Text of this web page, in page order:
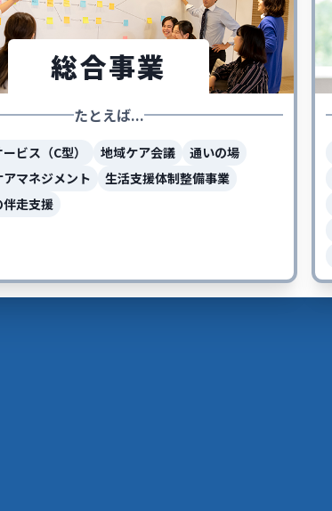
総合事業
たとえば...
ビス（C型） 地域ケア会議
通いの場
マネジメント
生活支援体制整備事業
走支援